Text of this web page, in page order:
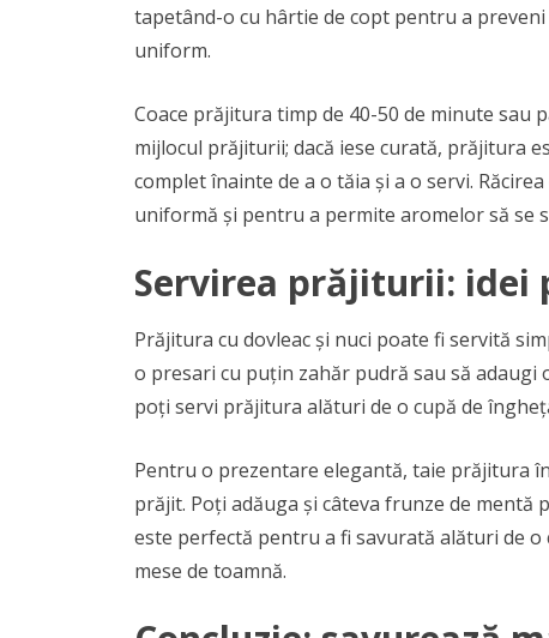
tapetând-o cu hârtie de copt pentru a
uniform.
Coace prăjitura timp de 40-50 de minute sau
mijlocul prăjiturii; dacă iese curată, prăjitura
complet înainte de a o tăia și a o servi.
uniformă și pentru a permite aromelor să se
Servirea prăjiturii: idei
Prăjitura cu dovleac și nuci poate fi servită
o presari cu puțin zahăr pudră sau să adaugi
poți servi prăjitura alături de o cupă de
Pentru o prezentare elegantă, taie prăjitura
prăjit. Poți adăuga și câteva frunze de
este perfectă pentru a fi savurată alături de o
mese de toamnă.